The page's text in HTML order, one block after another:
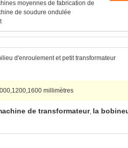
moyennes de fabrication de
de soudure ondulée
d'enroulement et petit transformateur
millimètres
de transformateur, la